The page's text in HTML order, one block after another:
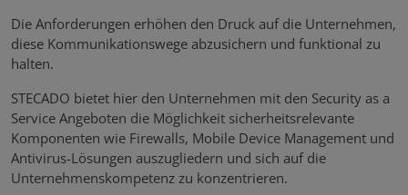
Die Anforderungen erhöhen den Druck auf die Unternehmen,
diese Kommunikationswege abzusichern und funktional zu
halten.
STECADO bietet hier den Unternehmen mit den Security as a
Service Angeboten die Möglichkeit sicherheitsrelevante
Komponenten wie Firewalls, Mobile Device Management und
Antivirus-Lösungen auszugliedern und sich auf die
Unternehmenskompetenz zu konzentrieren.